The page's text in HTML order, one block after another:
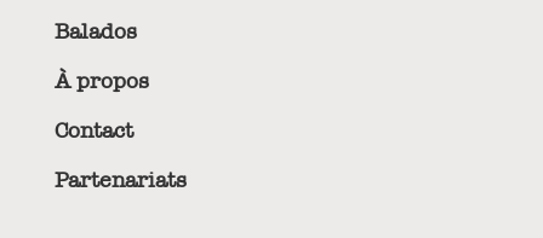
Balados
À propos
Contact
Partenariats